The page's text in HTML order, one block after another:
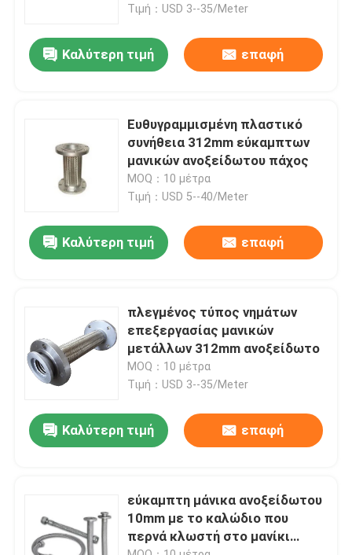
Προϊόντα
Σχετικά με εμάς
περιοδεία στο εργοστάσιο
Ειδήσεις
Ζητήστε μια προσφορά
Λαστιχένιες σφραγίδες διαφραγμάτων
Λαστιχένιο διάφραγμα βαλβίδων
πλέγματος μανικών
Τιμή：USD 3--35/Meter
Καλύτερη τιμή επαφή
Ευθυγραμμισμένη πλαστικό
συνήθεια 312mm εύκαμπτων
μανικών ανοξείδωτου πάχος
MOQ：10 μέτρα
Τιμή：USD 5--40/Meter
Καλύτερη τιμή επαφή
πλεγμένος τύπος νημάτων
επεξεργασίας μανικών
μετάλλων 312mm ανοξείδωτο
MOQ：10 μέτρα
Τιμή：USD 3--35/Meter
Καλύτερη τιμή επαφή
εύκαμπτη μάνικα ανοξείδωτου
10mm με το καλώδιο που
περνά κλωστή στο μανίκι